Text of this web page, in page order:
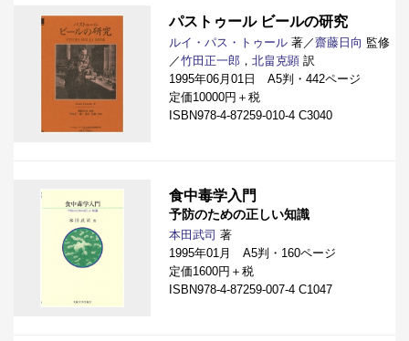
パストゥール ビールの研究
ルイ・パス・トゥール 著／齋藤日向 監修
／竹田正一郎 ， 北畠克顕 訳
1995年06月01日 A5判・442ページ
定価10000円＋税
ISBN978-4-87259-010-4 C3040
食中毒学入門
予防のための正しい知識
本田武司 著
1995年01月 A5判・160ページ
定価1600円＋税
ISBN978-4-87259-007-4 C1047